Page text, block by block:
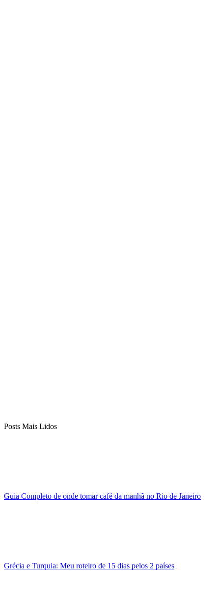
Posts Mais Lidos
Guia Completo de onde tomar café da manhã no Rio de Janeiro
Grécia e Turquia: Meu roteiro de 15 dias pelos 2 países